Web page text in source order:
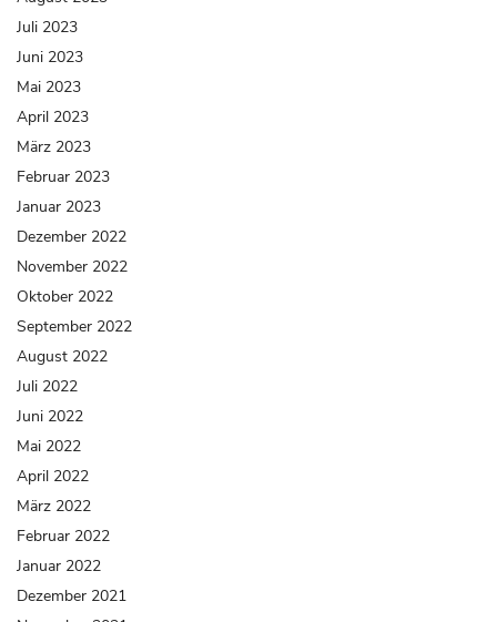
Juli 2023
Juni 2023
Mai 2023
April 2023
März 2023
Februar 2023
Januar 2023
Dezember 2022
November 2022
Oktober 2022
September 2022
August 2022
Juli 2022
Juni 2022
Mai 2022
April 2022
März 2022
Februar 2022
Januar 2022
Dezember 2021